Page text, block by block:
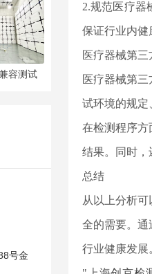
容测试
号金
2.规范医疗器
保证行业内健
医疗器械第
医疗器械第
试环境的规定
在检测程序方
结果。同时，
总结
从以上分析
全的需要。
行业健康发展